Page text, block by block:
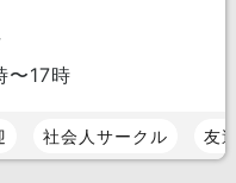
17時
社会人サークル 友